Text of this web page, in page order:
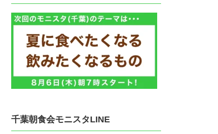
千葉朝食会モニスタLINE